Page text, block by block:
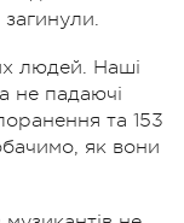
людей. Наші
не падаючі
та 153
як вони